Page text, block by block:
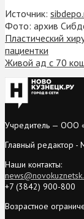
Источник:
Фото: архив
Пластический
пациентки
Живой ад с 70
Учредитель — ООО
Главный редактор -
Наши контакты:
+7 (3842) 900-800
Возрастное